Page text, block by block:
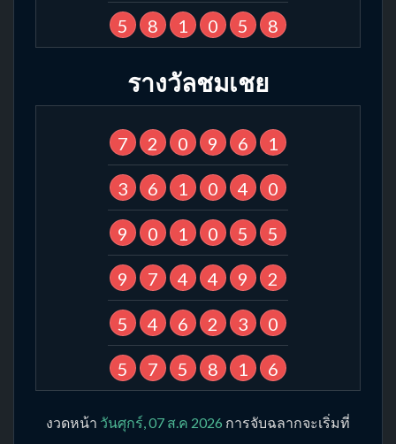
5 8 1 0 5 8
รางวัลชมเชย
7 2 0 9 6 1
3 6 1 0 4 0
9 0 1 0 5 5
9 7 4 4 9 2
5 4 6 2 3 0
5 7 5 8 1 6
งวดหน้า วันศุกร์, 07 ส.ค 2026 การจับฉลากจะเริ่มที่